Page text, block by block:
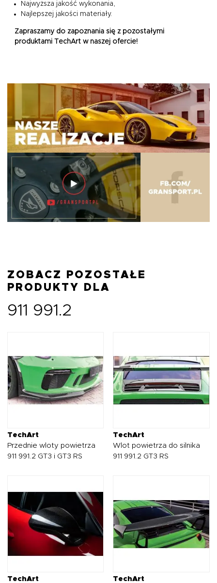
Najwyższa jakość wykonania,
Najlepszej jakości materiały.
Zapraszamy do zapoznania się z pozostałymi
produktami TechArt w naszej ofercie!
ZOBACZ POZOSTAŁE
PRODUKTY DLA
911 991.2
TechArt
Przednie wloty powietrza
911 991.2 GT3 i GT3 RS
TechArt
Wlot powietrza do silnika
911 991.2 GT3 RS
TechArt
TechArt